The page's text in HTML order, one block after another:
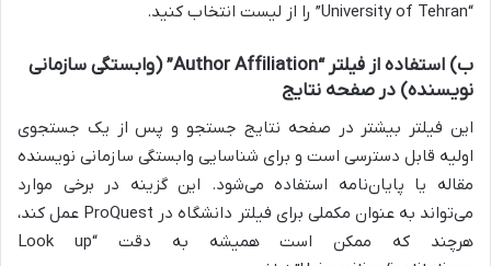
“University of Tehran” را از لیست انتخاب کنید.
ب) استفاده از فیلتر “Author Affiliation” (وابستگی سازمانی
نویسنده) در صفحه نتایج
این فیلتر بیشتر در صفحه نتایج جستجو و پس از یک جستجوی
اولیه قابل دسترسی است و برای شناسایی وابستگی سازمانی نویسنده
مقاله یا پایان‌نامه استفاده می‌شود. این گزینه در برخی موارد
می‌تواند به عنوان مکملی برای فیلتر دانشگاه در ProQuest عمل کند،
هرچند که ممکن است همیشه به دقت “Look up